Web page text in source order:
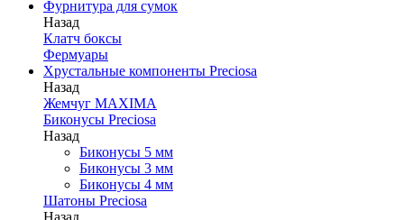
Фурнитура для сумок
Назад
Клатч боксы
Фермуары
Хрустальные компоненты Preciosa
Назад
Жемчуг MAXIMA
Биконусы Preciosa
Назад
Биконусы 5 мм
Биконусы 3 мм
Биконусы 4 мм
Шатоны Preciosa
Назад